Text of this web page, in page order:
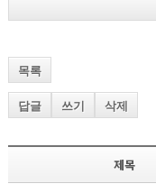
목록
답글 쓰기 삭제
제목